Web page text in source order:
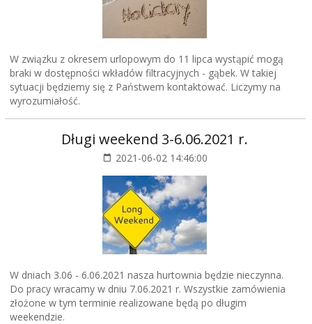
W związku z okresem urlopowym do 11 lipca wystąpić mogą
braki w dostępności wkładów filtracyjnych - gąbek. W takiej
sytuacji będziemy się z Państwem kontaktować. Liczymy na
wyrozumiałość.
Długi weekend 3-6.06.2021 r.
2021-06-02 14:46:00
W dniach 3.06 - 6.06.2021 nasza hurtownia będzie nieczynna.
Do pracy wracamy w dniu 7.06.2021 r. Wszystkie zamówienia
złożone w tym terminie realizowane będą po długim
weekendzie.